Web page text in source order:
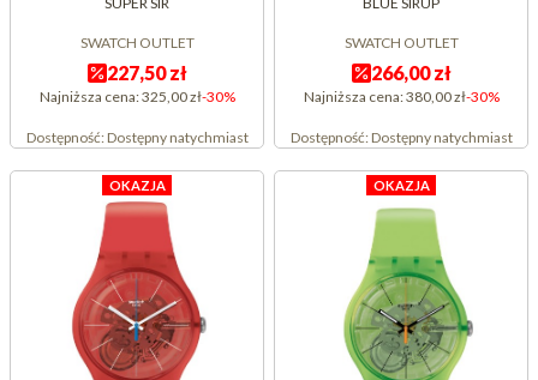
SWATCH OUTLET
227,50 zł
Najniższa cena:325,00 zł-30%
Dostępność:Dostępny natychmiast
SWATCH OUTLET
266,00 zł
Najniższa cena:380,00 zł-30%
Dostępność:Dostępny natychmiast
OKAZJA OKAZJA